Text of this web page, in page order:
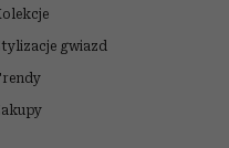
Kolekcje
Stylizacje gwiazd
Trendy
Zakupy